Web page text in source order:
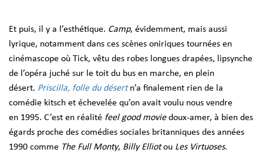
Et puis, il y a l’esthétique. Camp, évidemment, mais aussi
lyrique, notamment dans ces scènes oniriques tournées en
cinémascope où Tick, vêtu des robes longues drapées, lipsynche
de l’opéra juché sur le toit du bus en marche, en plein
désert. Priscilla, folle du désertn’a finalement rien de la
comédie kitsch et échevelée qu’on avait voulu nous vendre
en 1995. C’est en réalité feel good moviedoux-amer, à bien des
égards proche des comédies sociales britanniques des années
1990 comme The Full Monty, Billy Elliotou Les Virtuoses.